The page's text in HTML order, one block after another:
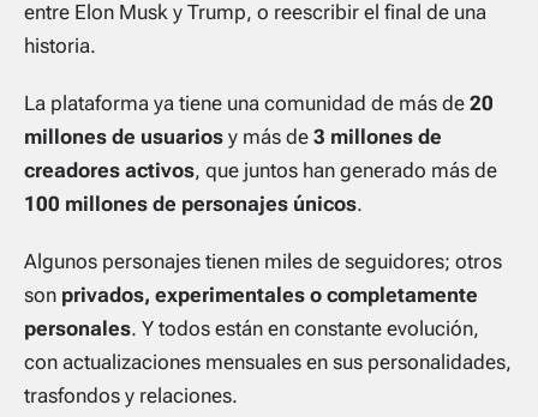
entre Elon Musk y Trump, o reescribir el final de una
historia.
La plataforma ya tiene una comunidad de más de 20
millones de usuarios y más de 3 millones de
creadores activos, que juntos han generado más de
100 millones de personajes únicos.
Algunos personajes tienen miles de seguidores; otros
son privados, experimentales o completamente
personales. Y todos están en constante evolución,
con actualizaciones mensuales en sus personalidades,
trasfondos y relaciones.